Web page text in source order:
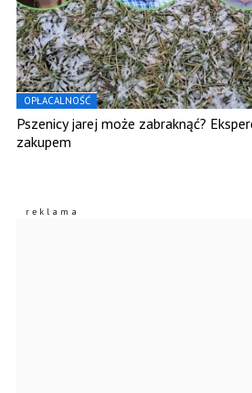
OPŁACALNOŚĆ
Pszenicy jarej może zabraknąć?
zakupem